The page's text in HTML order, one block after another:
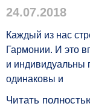
24.07.2018
Каждый из нас
Гармонии. И это
и индивидуальны
одинаковы и
Читать